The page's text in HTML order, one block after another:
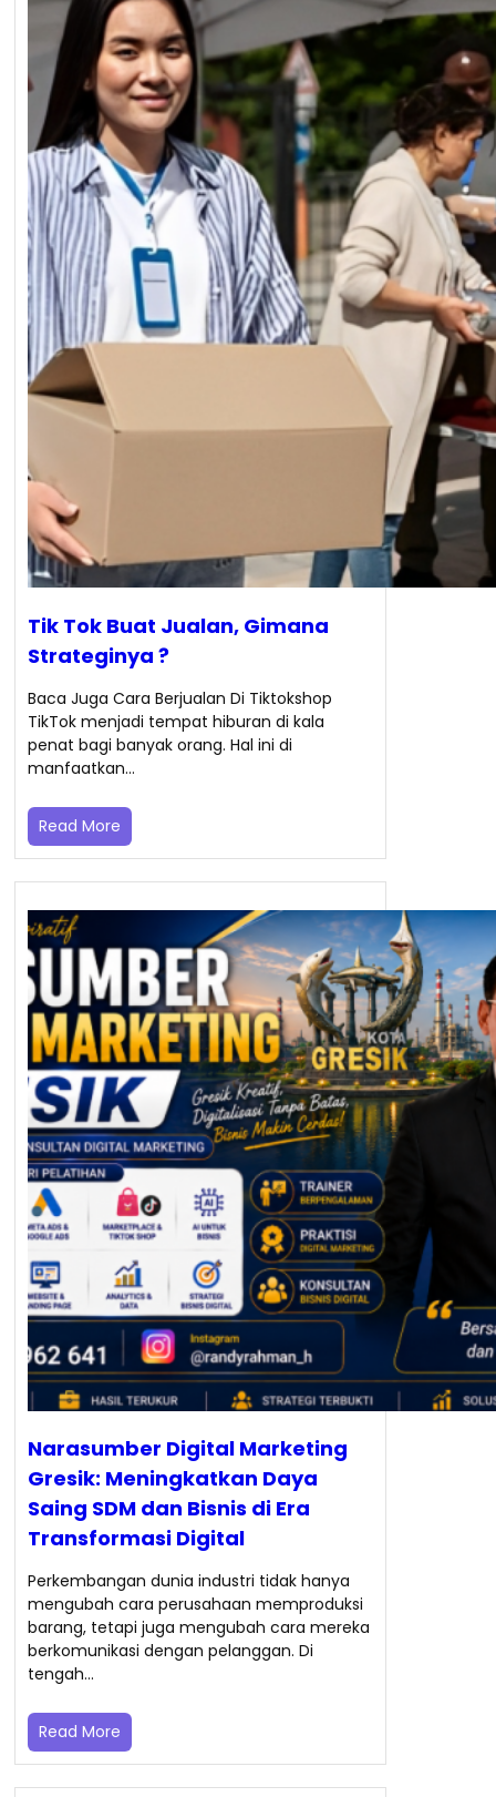
Tik Tok Buat Jualan, Gimana
Strateginya ?
Baca Juga Cara Berjualan Di Tiktokshop
TikTok menjadi tempat hiburan di kala
penat bagi banyak orang. Hal ini di
manfaatkan…
Read More
Narasumber Digital Marketing
Gresik: Meningkatkan Daya
Saing SDM dan Bisnis di Era
Transformasi Digital
Perkembangan dunia industri tidak hanya
mengubah cara perusahaan memproduksi
barang, tetapi juga mengubah cara mereka
berkomunikasi dengan pelanggan. Di
tengah…
Read More